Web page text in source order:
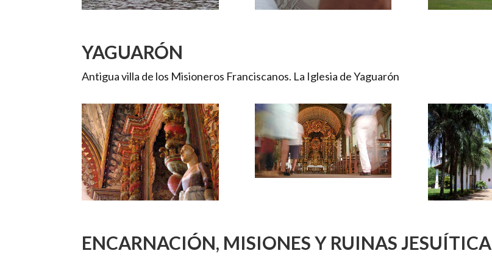
YAGUARÓN
Antigua villa de los Misioneros Franciscanos. La Iglesia de Yaguarón
ENCARNACIÓN, MISIONESY RUINAS JESUÍTICA